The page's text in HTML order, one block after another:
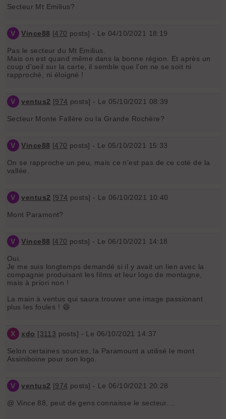
Secteur Mt Emilius?
V Vince88 [470 posts] - Le 04/10/2021 18:19
Pas le secteur du Mt Emilius.
Mais on est quand même dans la bonne région. Et après un
coup d'oeil sur la carte, il semble que l'on ne se soit ni
rapproché, ni éloigné !
V ventus2 [974 posts] - Le 05/10/2021 08:39
Secteur Monte Fallère ou la Grande Rochère?
V Vince88 [470 posts] - Le 05/10/2021 15:33
On se rapproche un peu, mais ce n'est pas de ce coté de la
vallée.
V ventus2 [974 posts] - Le 06/10/2021 10:40
Mont Paramont?
V Vince88 [470 posts] - Le 06/10/2021 14:18
Oui.
Je me suis longtemps demandé si il y avait un lien avec la
compagnie produisant les films et leur logo de montagne,
mais à priori non !
La main à ventus qui saura trouver une image passionant
plus les foules ! 😄
X xdo [3113 posts] - Le 06/10/2021 14:37
Selon certaines sources, la Paramount a utilisé le mont
Assiniboine pour son logo.
V ventus2 [974 posts] - Le 06/10/2021 20:28
@ Vince 88, peut de gens connaisse le secteur....